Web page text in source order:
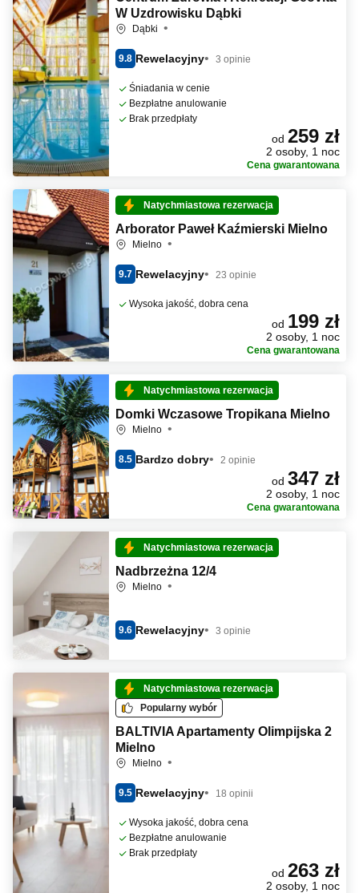
W Uzdrowisku Dąbki
Dąbki
9.8 Rewelacyjny 3 opinie
Śniadania w cenie
Bezpłatne anulowanie
Brak przedpłaty
od 259 zł
2 osoby, 1 noc
Cena gwarantowana
Natychmiastowa rezerwacja
Arborator Paweł Kaźmierski Mielno
Mielno
9.7 Rewelacyjny 23 opinie
Wysoka jakość, dobra cena
od 199 zł
2 osoby, 1 noc
Cena gwarantowana
Natychmiastowa rezerwacja
Domki Wczasowe Tropikana Mielno
Mielno
8.5 Bardzo dobry 2 opinie
od 347 zł
2 osoby, 1 noc
Cena gwarantowana
Natychmiastowa rezerwacja
Nadbrzeżna 12/4
Mielno
9.6 Rewelacyjny 3 opinie
Natychmiastowa rezerwacja
Popularny wybór
BALTIVIA Apartamenty Olimpijska 2
Mielno
Mielno
9.5 Rewelacyjny 18 opinii
Wysoka jakość, dobra cena
Bezpłatne anulowanie
Brak przedpłaty
od 263 zł
2 osoby, 1 noc